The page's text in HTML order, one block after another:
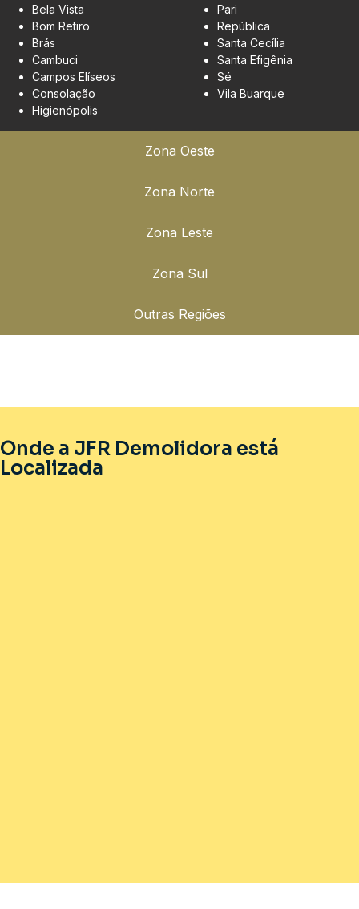
Zona Oeste
Zona Norte
Zona Leste
Zona Sul
Outras Regiões
Bela Vista
Bom Retiro
Brás
Cambuci
Campos Elíseos
Consolação
Higienópolis
Pari
República
Santa Cecília
Santa Efigênia
Sé
Vila Buarque
Onde a JFR Demolidora está
Localizada